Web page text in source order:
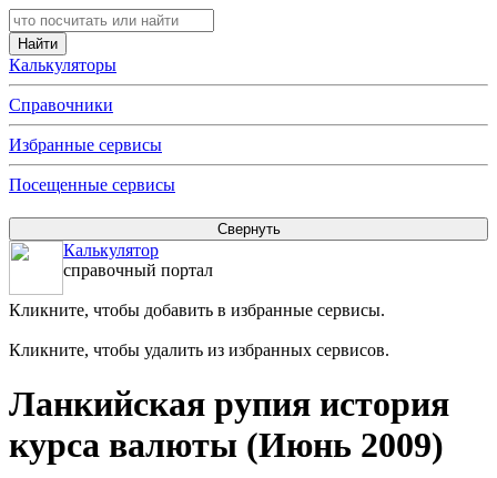
Калькуляторы
Справочники
Избранные сервисы
Посещенные сервисы
Калькулятор
справочный портал
Кликните, чтобы добавить в избранные сервисы.
Кликните, чтобы удалить из избранных сервисов.
Ланкийская рупия история
курса валюты (Июнь 2009)